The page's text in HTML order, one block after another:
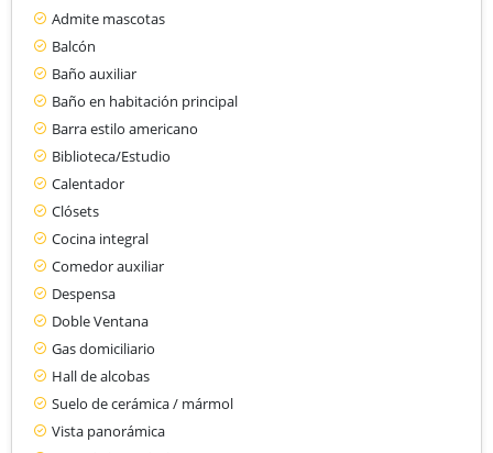
Admite mascotas
Balcón
Baño auxiliar
Baño en habitación principal
Barra estilo americano
Biblioteca/Estudio
Calentador
Clósets
Cocina integral
Comedor auxiliar
Despensa
Doble Ventana
Gas domiciliario
Hall de alcobas
Suelo de cerámica / mármol
Vista panorámica